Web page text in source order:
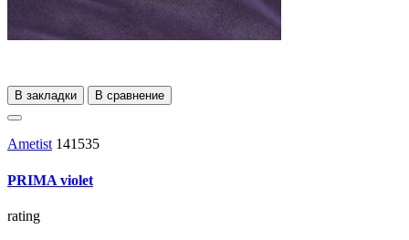
В закладки В сравнение
Ametist 141535
PRIMA violet
rating